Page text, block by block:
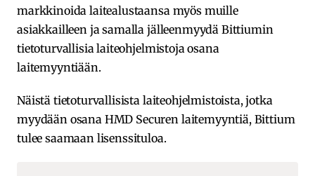
markkinoida laitealustaansa myös muille
asiakkailleen ja samalla jälleenmyydä Bittiumin
tietoturvallisia laiteohjelmistoja osana
laitemyyntiään.
Näistä tietoturvallisista laiteohjelmistoista, jotka
myydään osana HMD Securen laitemyyntiä, Bittium
tulee saamaan lisenssituloa.